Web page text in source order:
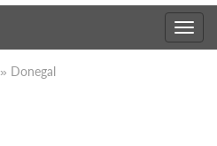
Toggle
» Donegal